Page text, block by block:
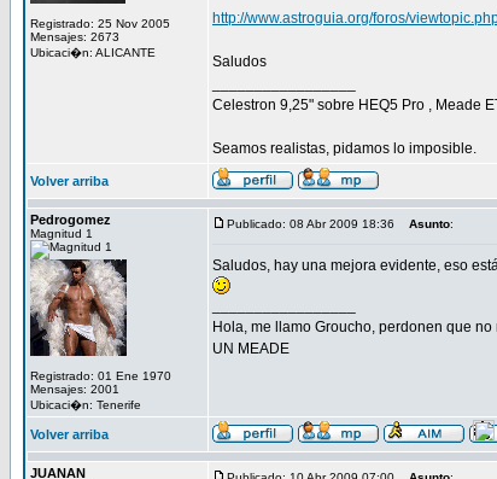
Registrado: 25 Nov 2005
Mensajes: 2673
Ubicaci�n: ALICANTE
http://www.astroguia.org/foros/
Saludos
Celestron 9,25" sobre HEQ5 Pro , Meade
Seamos realistas, pidamos lo imposible.
Volver arriba
Pedrogomez
Magnitud 1
Registrado: 01 Ene 1970
Mensajes: 2001
Ubicaci�n: Tenerife
Publicado: 08 Abr 2009 18:36 Asunto:
Saludos, hay una mejora evidente, eso
Hola, me llamo Groucho, perdonen que no
UN MEADE
Volver arriba
JUANAN